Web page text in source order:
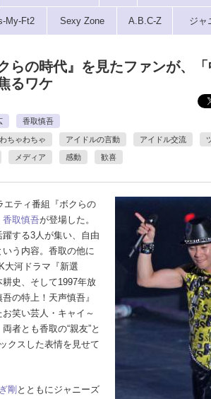
My-Ft2 Sexy Zone A.B.C-Z ジャ
らの時代』を見たファンが、
るワケ
香取慎吾
わちゃわちゃ アイドルの言動 アイドル交流
メディア 感動 歓喜
ティ番組『ボクらの
香取慎吾が登場した。
する3人が集い、自由
う内容。香取の他に
大河ドラマ『新選
史、そして1997年放
の特上！天声慎吾』
お笑い芸人・キャイ～
者とも香取の“親友”と
クスした表情を見せて
剛 とともにジャニーズ